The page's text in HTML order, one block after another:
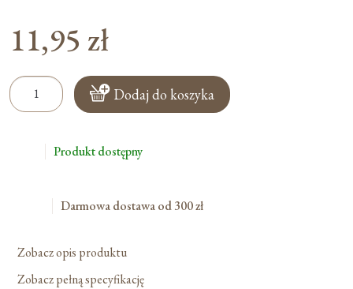
11,95 zł
ilość
Święta
Dzieciątka
Skuteczni
Dodaj do koszyka
Produkt dostępny
Darmowa dostawa od 300 zł
Zobacz opis produktu
Zobacz pełną specyfikację